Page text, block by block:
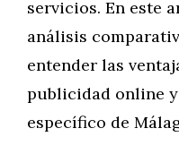
servicios. En este
análisis
entender las
publicidad online
específico de